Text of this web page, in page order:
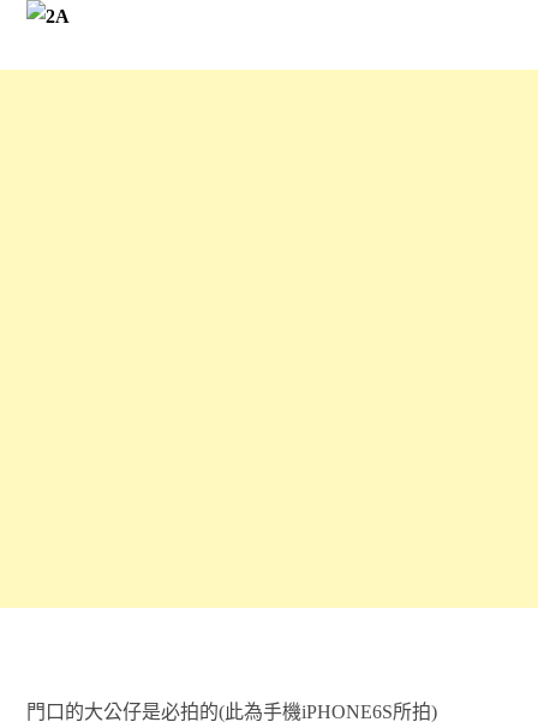
門口的大公仔是必拍的(此為手機iPHONE6S所拍)